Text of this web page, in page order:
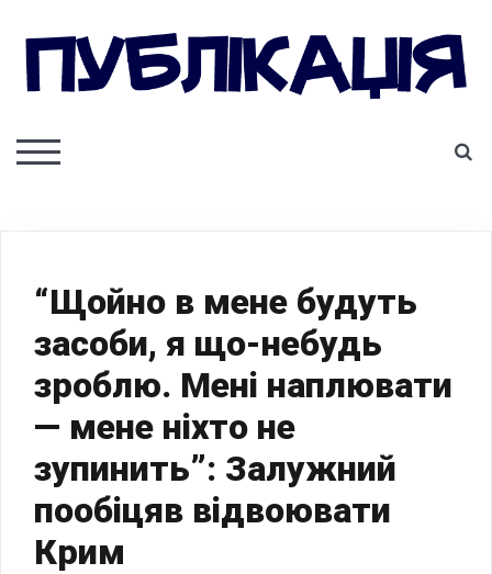
content
ПУБЛІКАЦІЯ
TOGGLE MOBILE MENU
“Щойно в мене будуть
засоби, я що-небудь
зроблю. Мені наплювати
— мене ніхто не
зупинить”: Залужний
пообіцяв відвоювати
Крим